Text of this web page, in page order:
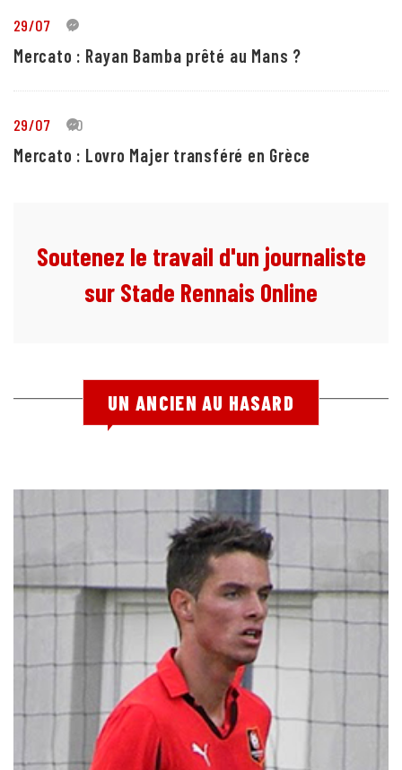
29/07 1
Mercato : Rayan Bamba prêté au Mans ?
29/07 10
Mercato : Lovro Majer transféré en Grèce
Soutenez le travail d'un journaliste
sur Stade Rennais Online
UN ANCIEN AU HASARD